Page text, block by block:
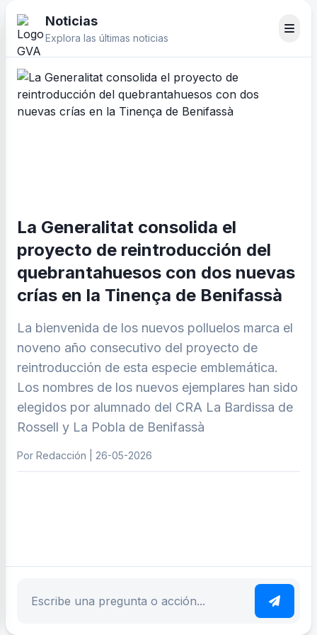
Noticias
Explora las últimas noticias
La Generalitat consolida el
proyecto de reintroducción del
quebrantahuesos con dos nuevas
crías en la Tinença de Benifassà
La bienvenida de los nuevos polluelos marca el
noveno año consecutivo del proyecto de
reintroducción de esta especie emblemática.
Los nombres de los nuevos ejemplares han sido
elegidos por alumnado del CRA La Bardissa de
Rossell y La Pobla de Benifassà
Por Redacción | 26-05-2026
Escribe tu pregunta